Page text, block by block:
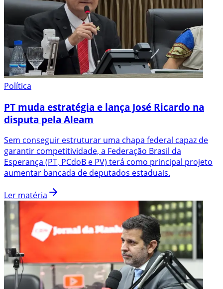
Política
PT muda estratégia e lança José Ricardo na
disputa pela Aleam
Sem conseguir estruturar uma chapa federal capaz de
garantir competitividade, a Federação Brasil da
Esperança (PT, PCdoB e PV) terá como principal projeto
aumentar bancada de deputados estaduais.
Ler matéria